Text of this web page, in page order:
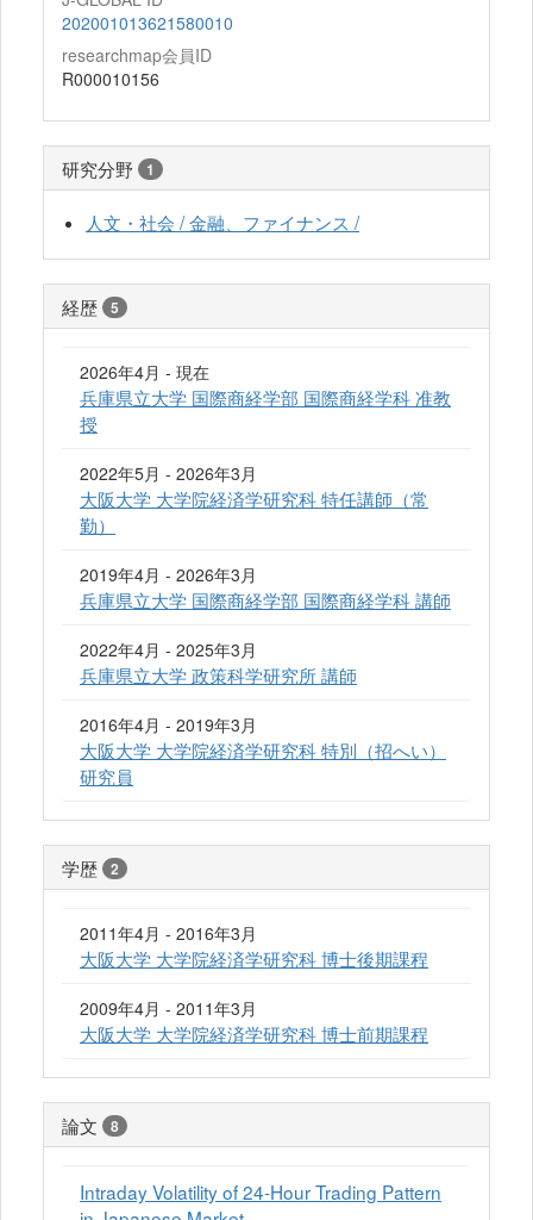
202001013621580010
researchmap会員ID
R000010156
研究分野 1
人文・社会 / 金融、ファイナンス /
経歴 5
2026年4月 - 現在
兵庫県立大学 国際商経学部 国際商経学科 准教
授
2022年5月 - 2026年3月
大阪大学 大学院経済学研究科 特任講師（常
勤）
2019年4月 - 2026年3月
兵庫県立大学 国際商経学部 国際商経学科 講師
2022年4月 - 2025年3月
兵庫県立大学 政策科学研究所 講師
2016年4月 - 2019年3月
大阪大学 大学院経済学研究科 特別（招へい）
研究員
学歴 2
2011年4月 - 2016年3月
大阪大学 大学院経済学研究科 博士後期課程
2009年4月 - 2011年3月
大阪大学 大学院経済学研究科 博士前期課程
論文 8
Intraday Volatility of 24-Hour Trading Pattern